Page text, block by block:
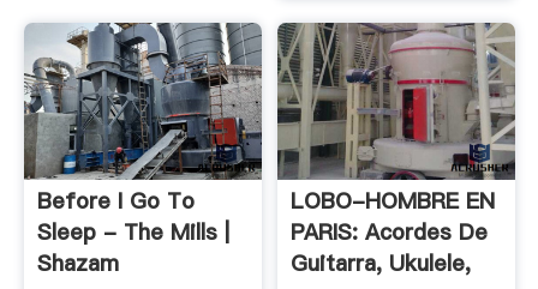
Before I Go To
Sleep - The Mills |
Shazam
LOBO-HOMBRE EN
PARIS: Acordes De
Guitarra, Ukulele,